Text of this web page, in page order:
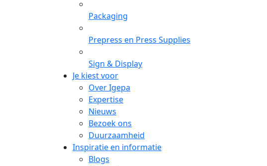
Packaging
Prepress en Press Supplies
Sign & Display
Je kiest voor
Over Igepa
Expertise
Nieuws
Bezoek ons
Duurzaamheid
Inspiratie en informatie
Blogs